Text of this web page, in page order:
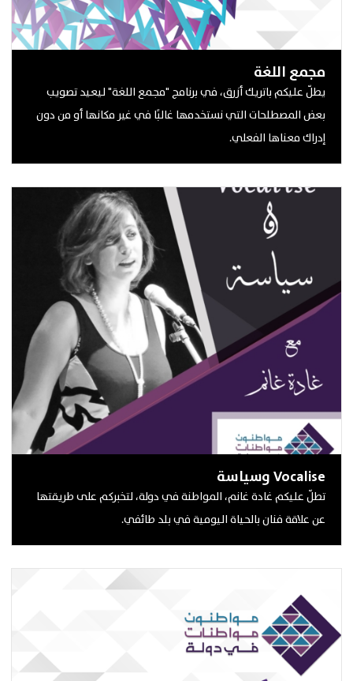
مجمع اللغة
يطلّ عليكم باتريك أزرق، في برنامج "مجمع اللغة" ليعيد تصويب
بعض المصطلحات التي نستخدمها غالبًا في غير مكانها أو من دون
إدراك معناها الفعلي.
Vocalise وسياسة
تطلّ عليكم غادة غانم، المواطنة في دولة، لتخبركم على طريقتها
عن علاقة فنان بالحياة اليومية في بلد طائفي.